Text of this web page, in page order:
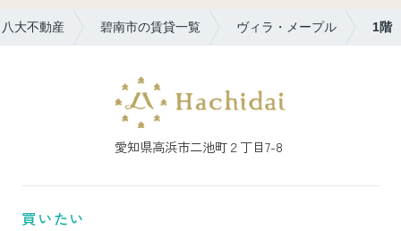
大不動産 碧南市の賃貸一覧 ヴィラ・メープル 1階
愛知県高浜市二池町２丁目7-8
買いたい